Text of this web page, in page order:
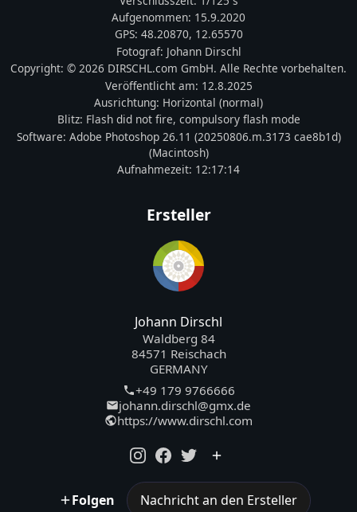
Aufgenommen: 15.9.2020
GPS: 48.20870, 12.65570
Fotograf: Johann Dirschl
Copyright: © 2026 DIRSCHL.com GmbH. Alle Rechte vorbehalten.
Veröffentlicht am: 12.8.2025
Ausrichtung: Horizontal (normal)
Blitz: Flash did not fire, compulsory flash mode
Software: Adobe Photoshop 26.11 (20250806.m.3173 cae8b1d)
(Macintosh)
Aufnahmezeit: 12:17:14
Ersteller
Johann Dirschl
Waldberg 84
84571 Reischach
GERMANY
+49 179 9766666
johann.dirschl@gmx.de
https://www.dirschl.com
Folgen Nachricht an den Ersteller